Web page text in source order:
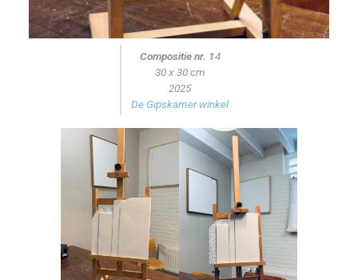
Compositie nr. 14
30 x 30 cm
2025
De Gipskamer winkel